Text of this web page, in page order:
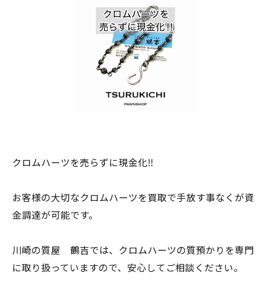
クロムハーツを売らずに現金化‼︎
お客様の大切なクロムハーツを買取で手放す事なくが資
金調達が可能です。
川崎の質屋 鶴吉では、クロムハーツの質預かりを専門
に取り扱っていますので、安心してご相談ください。